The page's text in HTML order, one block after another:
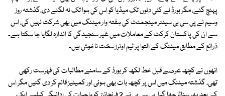
پہنچ گئے، مگر بورڈ نے کئی دنوں تک میڈیا کو اس کی ہوا تک نہ لگنے دی،گذشتہ روز
وسیم نے پی سی بی سینئر مینجمنٹ کی ہفتہ وار میٹنگ میں بھی شرکت نہیں کی، اس
سے ان کی پاکستان کرکٹ کے معاملات میں غیر سنجیدگی کا اندازہ لگایا جا سکتا ہے۔
ذرائع کے مطابق میٹنگ کے التوا پر ٹیم اونرز سخت ناخوش ہیں۔
انھوں نے کچھ عرصے قبل خط لکھ کر بورڈ کے سامنے مطالبات کی فہرست رکھی
تھی، گذشتہ میٹنگ میں اس پر کچھ بات بھی ہوئی اور کمیٹیز قائم کر دی گئیں مگر اس